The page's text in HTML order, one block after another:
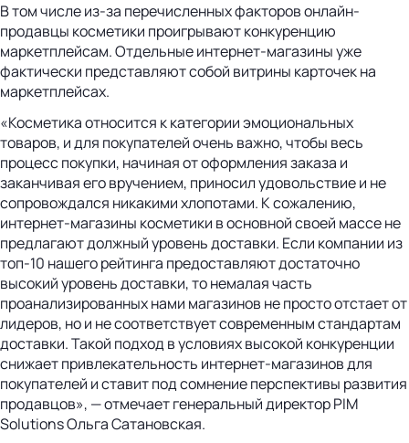
В том числе из-за перечисленных факторов онлайн-
продавцы косметики проигрывают конкуренцию
маркетплейсам. Отдельные интернет-магазины уже
фактически представляют собой витрины карточек на
маркетплейсах.
«Косметика относится к категории эмоциональных
товаров, и для покупателей очень важно, чтобы весь
процесс покупки, начиная от оформления заказа и
заканчивая его вручением, приносил удовольствие и не
сопровождался никакими хлопотами. К сожалению,
интернет-магазины косметики в основной своей массе не
предлагают должный уровень доставки. Если компании из
топ-10 нашего рейтинга предоставляют достаточно
высокий уровень доставки, то немалая часть
проанализированных нами магазинов не просто отстает от
лидеров, но и не соответствует современным стандартам
доставки. Такой подход в условиях высокой конкуренции
снижает привлекательность интернет-магазинов для
покупателей и ставит под сомнение перспективы развития
продавцов», — отмечает генеральный директор PIM
Solutions Ольга Сатановская.